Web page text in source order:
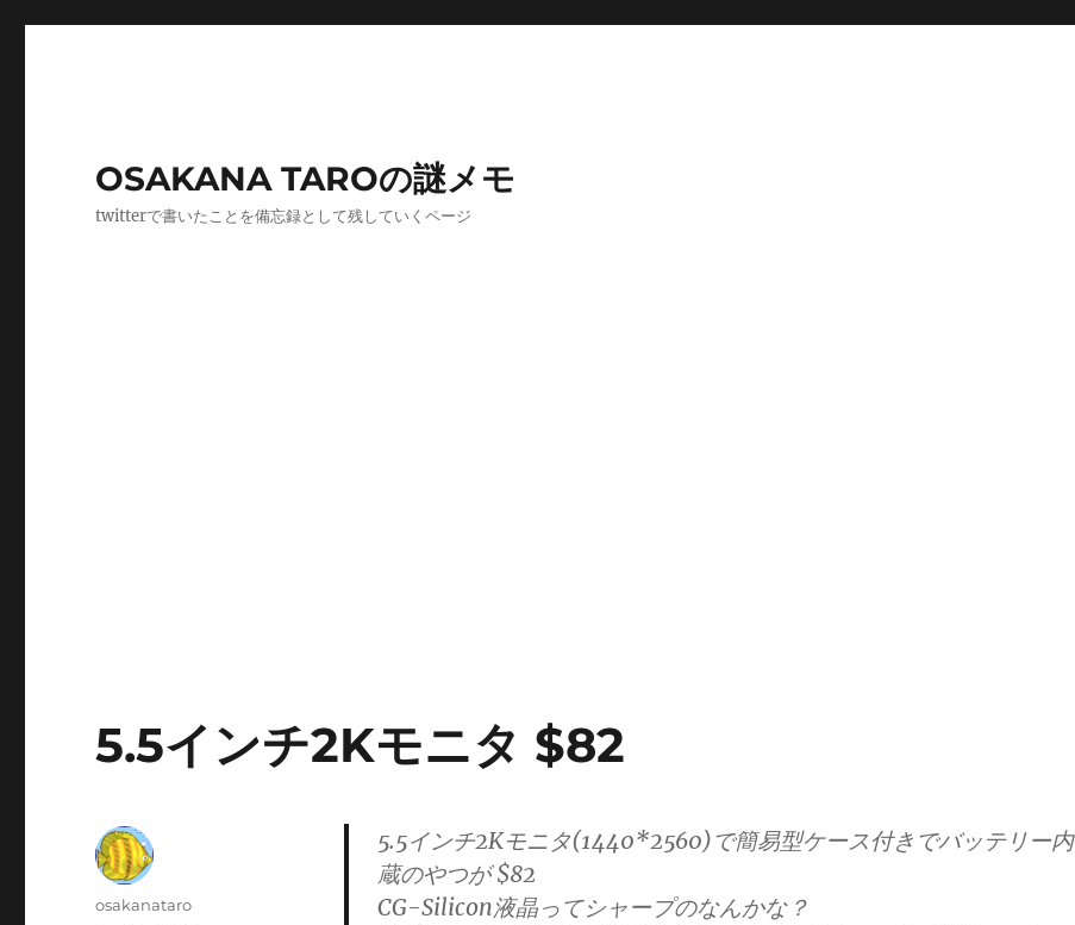
OSAKANA TAROの謎メモ
twitterで書いたことを備忘録として残していくページ
5.5インチ2Kモニタ $82
5.5インチ2Kモニタ(1440*2560)で簡易型ケース付きでバッテリー内
蔵のやつが $82
CG-Silicon液晶ってシャープのなんかな？
投
osakanataro